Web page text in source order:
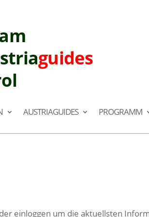
guides
AUSTRIAGUIDES PROGRAMM
einloggen um die aktuellsten